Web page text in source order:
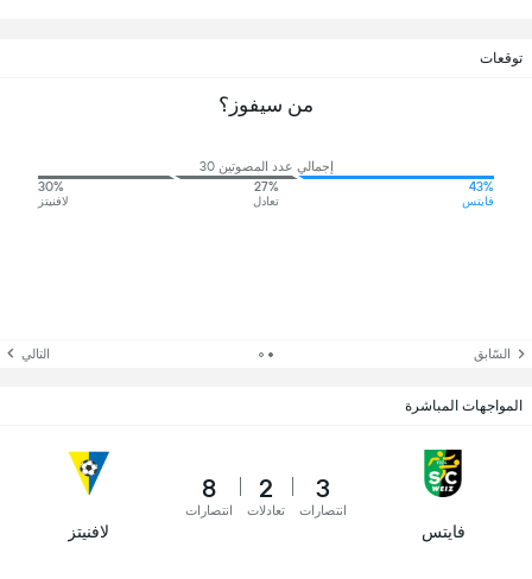
توقعات
من سيفوز؟
إجمالي عدد المصوتين 30
43%
فايتس
27%
تعادل
30%
لافنيتز
السّابق التالي
المواجهات المباشرة
فايتس
3
انتصارات
2
تعادلات
8
انتصارات
لافنيتز